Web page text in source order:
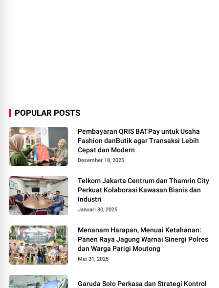
POPULAR POSTS
Pembayaran QRIS BATPay untuk Usaha
Fashion danButik agar Transaksi Lebih
Cepat dan Modern
Desember 18, 2025
Telkom Jakarta Centrum dan Thamrin City
Perkuat Kolaborasi Kawasan Bisnis dan
Industri
Januari 30, 2025
Menanam Harapan, Menuai Ketahanan:
Panen Raya Jagung Warnai Sinergi Polres
dan Warga Parigi Moutong
Mei 31, 2025
Garuda Solo Perkasa dan Strategi Kontrol